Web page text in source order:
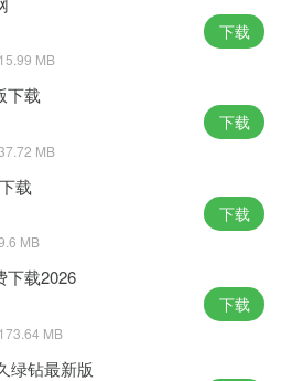
量图像系统，最优化的系统安装方
速启动服务项，使用户可以享受完美
的私有数据，系统稳定性的进一步
，功能与安全性集于一体，使用全新
洁性都给用户带来了全新的感受。
大的安全功能，让玩家找到适合自
使用。
MB
下载
下载
MB
下载
载
MB
下载
下载2026
MB
下载
绿钻最新版